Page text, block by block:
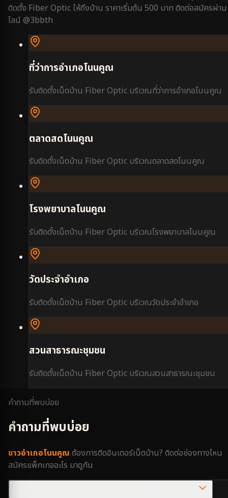
ติดตั้ง Fiber Optic ให้ถึงบ้าน ราคาเริ่มต้น 500 บาท ติดต่อสมัครผ่าน
ไลน์ @3bbth
ที่ว่าการอำเภอโนนคูณ
รับติดตั้งเน็ตบ้าน Fiber Optic บริเวณที่ว่าการอำเภอโนนคูณ
ตลาดสดโนนคูณ
รับติดตั้งเน็ตบ้าน Fiber Optic บริเวณตลาดสดโนนคูณ
โรงพยาบาลโนนคูณ
รับติดตั้งเน็ตบ้าน Fiber Optic บริเวณโรงพยาบาลโนนคูณ
วัดประจำอำเภอ
รับติดตั้งเน็ตบ้าน Fiber Optic บริเวณวัดประจำอำเภอ
สวนสาธารณะชุมชน
รับติดตั้งเน็ตบ้าน Fiber Optic บริเวณสวนสาธารณะชุมชน
คำถามที่พบบ่อย
คำถามที่พบบ่อย
ชาวอำเภอโนนคูณ ต้องการติดอินเตอร์เน็ตบ้าน? ติดต่อช่องทางไหน
สมัครแพ็กเกจอะไร มาดูกัน